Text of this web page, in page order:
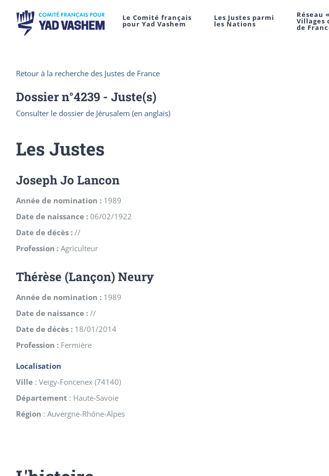
Le Comité français
pour Yad Vashem
Les Justes parmi
les Nations
Réseau
Villages
de
Retour à la recherche des Justes de France
Dossier n°4239 - Juste(s)
Consulter le dossier de Jérusalem (en anglais)
Les Justes
Joseph Jo Lancon
Année de nomination : 1989
Date de naissance : 06/02/1922
Date de décès : //
Profession : Agriculteur
Thérèse (Lançon) Neury
Année de nomination : 1989
Date de naissance : //
Date de décès : 18/01/2014
Profession : Fermière
Localisation
Ville : Veigy-Foncenex (74140)
Département : Haute-Savoie
Région : Auvergne-Rhône-Alpes